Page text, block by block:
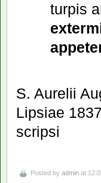
turpis
S. Aurelii
Lipsiae
scripsi
Posted by admin at